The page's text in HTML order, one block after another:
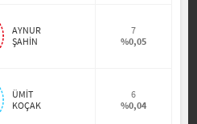
AYNUR
ŞAHİN
7
%0,05
ÜMİT
KOÇAK
6
%0,04